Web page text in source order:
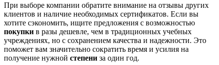
При выборе компании обратите внимание на отзывы других
клиентов и наличие необходимых сертификатов. Если вы
хотите сэкономить, ищите предложения с возможностью
покупки в разы дешевле, чем в традиционных учебных
учреждениях, но с сохранением качества и надежности. Это
поможет вам значительно сократить время и усилия на
получение нужной степени за один год.